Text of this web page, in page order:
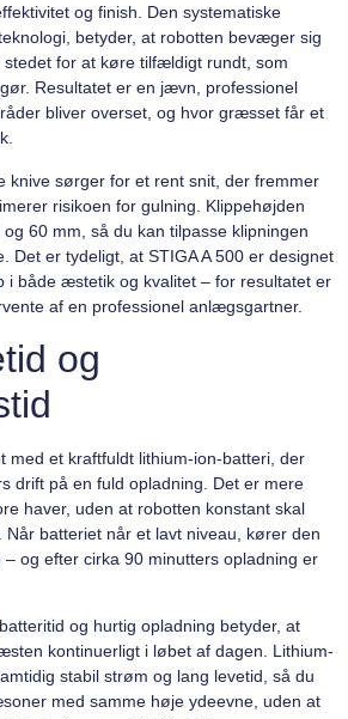
og finish. Den systematiske
betyder, at robotten bevæger sig
stedet for at køre tilfældigt rundt, som
Resultatet er en jævn, professionel
bliver overset, og hvor græsset får et
knive sørger for et rent snit, der fremmer
risikoen for gulning. Klippehøjden
60 mm, så du kan tilpasse klipningen
Det er tydeligt, at STIGA A 500 er designet
i både æstetik og kvalitet – for resultatet er
af en professionel anlægsgartner.
og
med et kraftfuldt lithium-ion-batteri, der
drift på en fuld opladning. Det er mere
haver, uden at robotten konstant skal
Når batteriet når et lavt niveau, kører den
og efter cirka 90 minutters opladning er
og hurtig opladning betyder, at
kontinuerligt i løbet af dagen. Lithium-
stabil strøm og lang levetid, så du
med samme høje ydeevne, uden at